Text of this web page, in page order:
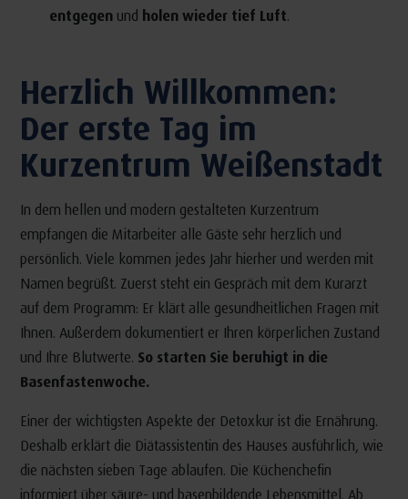
entgegen und holen wieder tief Luft.
Herzlich Willkommen:
Der erste Tag im
Kurzentrum Weißenstadt
In dem hellen und modern gestalteten Kurzentrum
empfangen die Mitarbeiter alle Gäste sehr herzlich und
persönlich. Viele kommen jedes Jahr hierher und werden mit
Namen begrüßt. Zuerst steht ein Gespräch mit dem Kurarzt
auf dem Programm: Er klärt alle gesundheitlichen Fragen mit
Ihnen. Außerdem dokumentiert er Ihren körperlichen Zustand
und Ihre Blutwerte. So starten Sie beruhigt in die
Basenfastenwoche.
Einer der wichtigsten Aspekte der Detoxkur ist die Ernährung.
Deshalb erklärt die Diätassistentin des Hauses ausführlich, wie
die nächsten sieben Tage ablaufen. Die Küchenchefin
informiert über säure- und basenbildende Lebensmittel. Ab